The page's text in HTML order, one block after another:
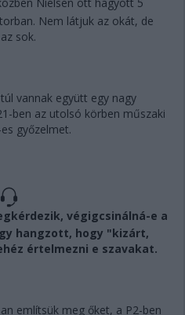
Nielsen ott hagyott 5
Nem látjuk az okát, de
sok.
vannak együtt egy nagy
ben az utolsó körben műszaki
győzelmet.
végigcsinálná-e a
hangzott, hogy "kizárt,
értelmezni e szavakat.
említsük meg őket, a P2-ben